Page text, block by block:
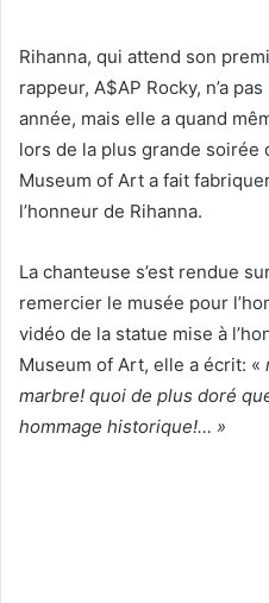
Rihanna, qui attend son
rappeur, A$AP Rocky, n’a
année, mais elle a quand
lors de la plus grande soirée
Museum of Art a fait
l’honneur de Rihanna.
La chanteuse s’est rendue
remercier le musée pour
vidéo de la statue mise à
Museum of Art, elle a écrit: «
marbre! quoi de plus doré
hommage historique!… »